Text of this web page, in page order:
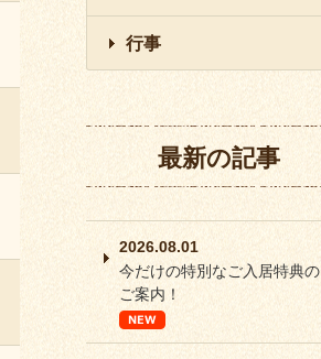
行事
最新の記事
2026.08.01
今だけの特別なご入居特典の
ご案内！